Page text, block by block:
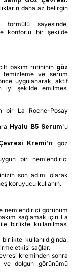
daha az belirgin
formülü sayesinde,
konforlu bir şekilde
bakım rutininin göz
temizleme ve serum
uygulanarak, aktif
iyi şekilde emilmesi
bir La Roche-Posay
Hyalu B5 Serum'u
Kremi'ni göz
bir nemlendirici
son adımı olarak
koruyucu kullanın.
nemlendirici görünüm
sağlamak için La
birlikte kullanılması
kullanıldığında,
etkisi sağlar.
kreminden sonra
ve dolgun görünümü